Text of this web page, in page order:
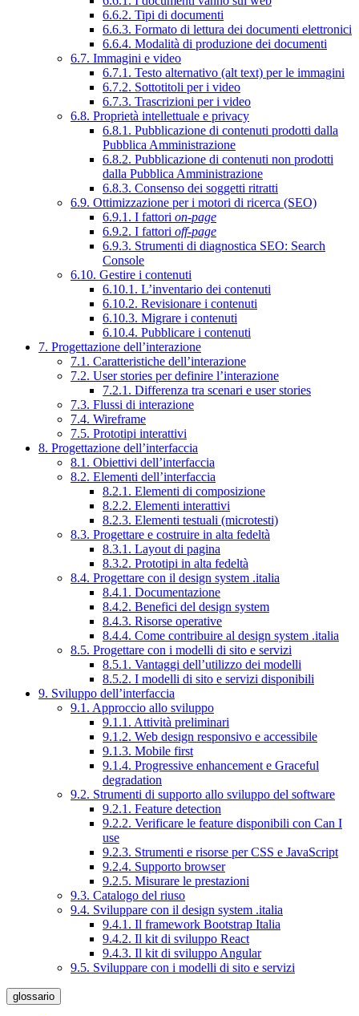
6.6.2. Tipi di documenti
6.6.3. Formato di lettura dei documenti elettronici
6.6.4. Modalità di produzione dei documenti
6.7. Immagini e video
6.7.1. Testo alternativo (alt text) per le immagini
6.7.2. Sottotitoli per i video
6.7.3. Trascrizioni per i video
6.8. Proprietà intellettuale e privacy
6.8.1. Pubblicazione di contenuti prodotti dalla
Pubblica Amministrazione
6.8.2. Pubblicazione di contenuti non prodotti
dalla Pubblica Amministrazione
6.8.3. Consenso dei soggetti ritratti
6.9. Ottimizzazione per i motori di ricerca (SEO)
6.9.1. I fattori on-page
6.9.2. I fattori off-page
6.9.3. Strumenti di diagnostica SEO: Search
Console
6.10. Gestire i contenuti
6.10.1. L’inventario dei contenuti
6.10.2. Revisionare i contenuti
6.10.3. Migrare i contenuti
6.10.4. Pubblicare i contenuti
7. Progettazione dell’interazione
7.1. Caratteristiche dell’interazione
7.2. User stories per definire l’interazione
7.2.1. Differenza tra scenari e user stories
7.3. Flussi di interazione
7.4. Wireframe
7.5. Prototipi interattivi
8. Progettazione dell’interfaccia
8.1. Obiettivi dell’interfaccia
8.2. Elementi dell’interfaccia
8.2.1. Elementi di composizione
8.2.2. Elementi interattivi
8.2.3. Elementi testuali (microtesti)
8.3. Progettare e costruire in alta fedeltà
8.3.1. Layout di pagina
8.3.2. Prototipi in alta fedeltà
8.4. Progettare con il design system .italia
8.4.1. Documentazione
8.4.2. Benefici del design system
8.4.3. Risorse operative
8.4.4. Come contribuire al design system .italia
8.5. Progettare con i modelli di sito e servizi
8.5.1. Vantaggi dell’utilizzo dei modelli
8.5.2. I modelli di sito e servizi disponibili
9. Sviluppo dell’interfaccia
9.1. Approccio allo sviluppo
9.1.1. Attività preliminari
9.1.2. Web design responsivo e accessibile
9.1.3. Mobile first
9.1.4. Progressive enhancement e Graceful
degradation
9.2. Strumenti di supporto allo sviluppo del software
9.2.1. Feature detection
9.2.2. Verificare le feature disponibili con Can I
use
9.2.3. Strumenti e risorse per CSS e JavaScript
9.2.4. Supporto browser
9.2.5. Misurare le prestazioni
9.3. Catalogo del riuso
9.4. Sviluppare con il design system .italia
9.4.1. Il framework Bootstrap Italia
9.4.2. Il kit di sviluppo React
9.4.3. Il kit di sviluppo Angular
9.5. Sviluppare con i modelli di sito e servizi
glossario